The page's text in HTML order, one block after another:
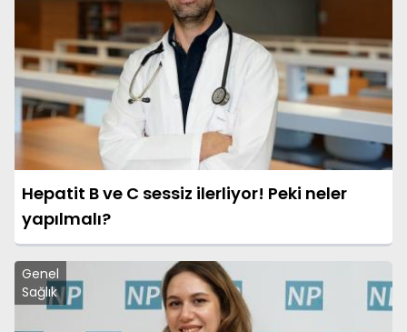
Hepatit B ve C sessiz ilerliyor! Peki neler
yapılmalı?
Genel
Sağlık